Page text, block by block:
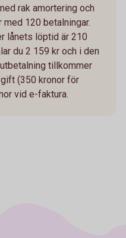
rak amortering och
120 betalningar.
lånets löptid är 210
du 2 159 kr och i den
tillkommer
(350 kronor för
vid e-faktura.